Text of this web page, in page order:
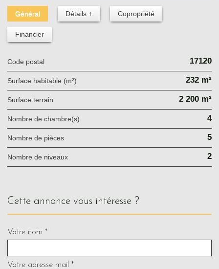
Général Détails + Copropriété
Financier
Code postal 17120
Surface habitable (m²) 232 m²
surface terrain 2 200 m²
Nombre de chambre(s) 4
Nombre de pièces 5
Nombre de niveaux 2
cette annonce vous intéresse ?
Votre nom *
Votre adresse mail *